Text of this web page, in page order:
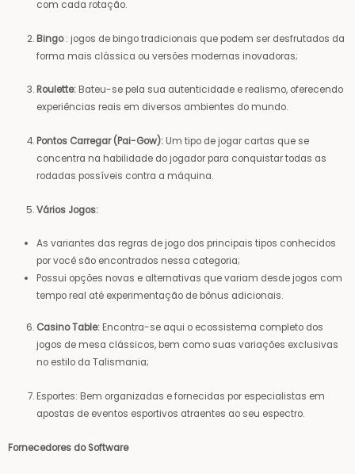
com cada rotação.
Bingo: jogos de bingo tradicionais que podem ser desfrutados da
forma mais clássica ou versões modernas inovadoras;
Roulette: Bateu-se pela sua autenticidade e realismo, oferecendo
experiências reais em diversos ambientes do mundo.
Pontos Carregar (Pai-Gow): Um tipo de jogar cartas que se
concentra na habilidade do jogador para conquistar todas as
rodadas possíveis contra a máquina.
Vários Jogos:
As variantes das regras de jogo dos principais tipos conhecidos
por você são encontrados nessa categoria;
Possui opções novas e alternativas que variam desde jogos com
tempo real até experimentação de bônus adicionais.
Casino Table: Encontra-se aqui o ecossistema completo dos
jogos de mesa clássicos, bem como suas variações exclusivas
no estilo da Talismania;
Esportes: Bem organizadas e fornecidas por especialistas em
apostas de eventos esportivos atraentes ao seu espectro.
Fornecedores do Software